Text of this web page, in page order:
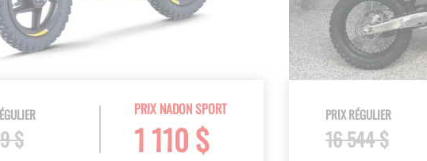
PRIX NADON SPORT
1 110 $
$
PRIX RÉGULIER
16 544 $